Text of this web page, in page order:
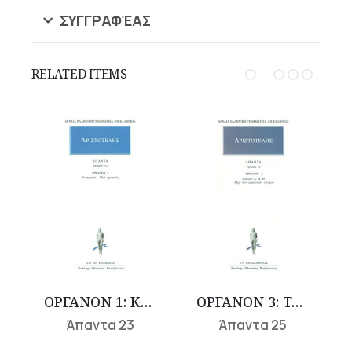
ΣΥΓΓΡΑΦΈΑΣ
RELATED ITEMS
ΟΡΓΑΝΟΝ 1: Κατηγορίαι, Περί ερμηνείας
Άπαντα 23
ΟΡΓΑΝΟΝ 3: Τοπικών Ζ-Θ, Περί των σοφιστικών ελέγχων
Άπαντα 25